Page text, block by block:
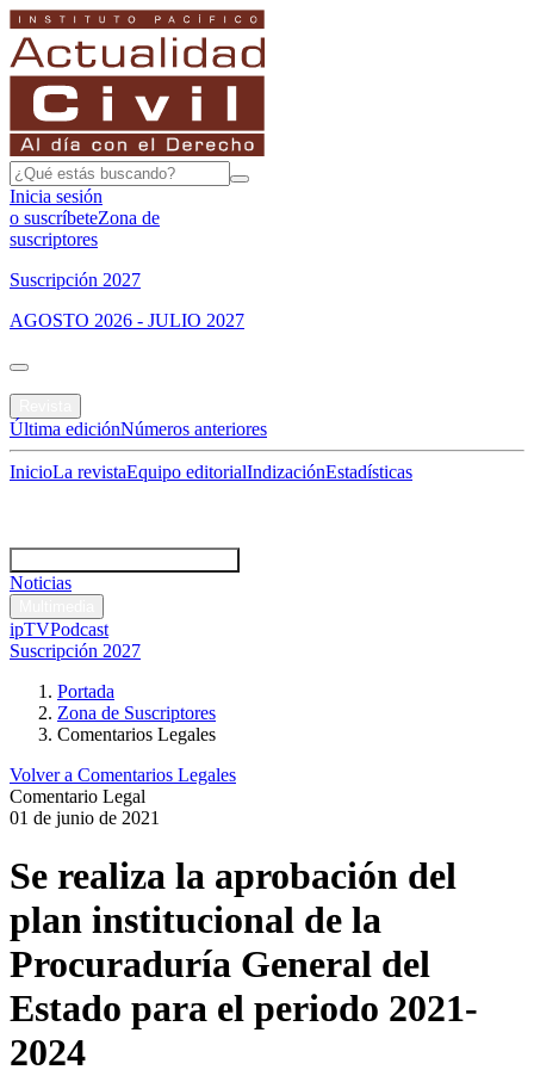
Inicia sesión
o suscríbeteZona de
suscriptores
Suscripción 2027
AGOSTO 2026 - JULIO 2027
Última ediciónNúmeros anteriores
InicioLa revistaEquipo editorialIndizaciónEstadísticas
Noticias
ipTVPodcast
Suscripción 2027
Portada
Zona de Suscriptores
Comentarios Legales
Volver a Comentarios Legales
Comentario Legal
01 de junio de 2021
Se realiza la aprobación del
plan institucional de la
Procuraduría General del
Estado para el periodo 2021-
2024